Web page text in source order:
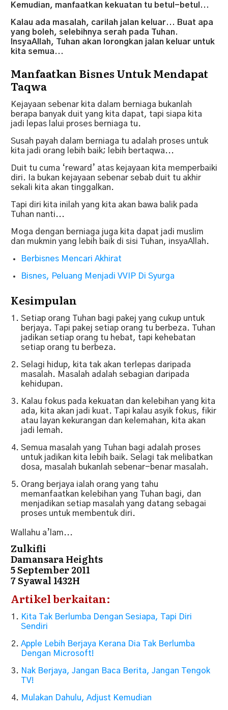
Kemudian, manfaatkan kekuatan tu betul-betul...
Kalau ada masalah, carilah jalan keluar... Buat apa
yang boleh, selebihnya serah pada Tuhan.
InsyaAllah, Tuhan akan lorongkan jalan keluar untuk
kita semua...
Manfaatkan Bisnes Untuk Mendapat
Taqwa
Kejayaan sebenar kita dalam berniaga bukanlah
berapa banyak duit yang kita dapat, tapi siapa kita
jadi lepas lalui proses berniaga tu.
Susah payah dalam berniaga tu adalah proses untuk
kita jadi orang lebih baik; lebih bertaqwa...
Duit tu cuma ‘reward’ atas kejayaan kita memperbaiki
diri. Ia bukan kejayaan sebenar sebab duit tu akhir
sekali kita akan tinggalkan.
Tapi diri kita inilah yang kita akan bawa balik pada
Tuhan nanti...
Moga dengan berniaga juga kita dapat jadi muslim
dan mukmin yang lebih baik di sisi Tuhan, insyaAllah.
Berbisnes Mencari Akhirat
Bisnes, Peluang Menjadi VVIP Di Syurga
Kesimpulan
Setiap orang Tuhan bagi pakej yang cukup untuk
berjaya. Tapi pakej setiap orang tu berbeza. Tuhan
jadikan setiap orang tu hebat, tapi kehebatan
setiap orang tu berbeza.
Selagi hidup, kita tak akan terlepas daripada
masalah. Masalah adalah sebagian daripada
kehidupan.
Kalau fokus pada kekuatan dan kelebihan yang kita
ada, kita akan jadi kuat. Tapi kalau asyik fokus, fikir
atau layan kekurangan dan kelemahan, kita akan
jadi lemah.
Semua masalah yang Tuhan bagi adalah proses
untuk jadikan kita lebih baik. Selagi tak melibatkan
dosa, masalah bukanlah sebenar-benar masalah.
Orang berjaya ialah orang yang tahu
memanfaatkan kelebihan yang Tuhan bagi, dan
menjadikan setiap masalah yang datang sebagai
proses untuk membentuk diri.
Wallahu a’lam...
Zulkifli
Damansara Heights
5 September 2011
7 Syawal 1432H
Artikel berkaitan:
Kita Tak Berlumba Dengan Sesiapa, Tapi Diri
Sendiri
Apple Lebih Berjaya Kerana Dia Tak Berlumba
Dengan Microsoft!
Nak Berjaya, Jangan Baca Berita, Jangan Tengok
TV!
Mulakan Dahulu, Adjust Kemudian